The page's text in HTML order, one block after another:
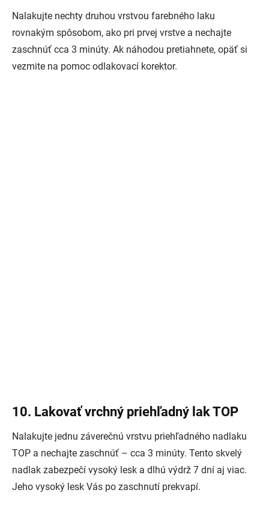
Nalakujte nechty druhou vrstvou farebného laku
rovnakým spôsobom, ako pri prvej vrstve a nechajte
zaschnúť cca 3 minúty. Ak náhodou pretiahnete, opäť si
vezmite na pomoc odlakovací korektor.
10. Lakovať vrchný priehľadný lak TOP
Nalakujte jednu záverečnú vrstvu priehľadného nadlaku
TOP a nechajte zaschnúť – cca 3 minúty. Tento skvelý
nadlak zabezpečí vysoký lesk a dlhú výdrž 7 dní aj viac.
Jeho vysoký lesk Vás po zaschnutí prekvapí.